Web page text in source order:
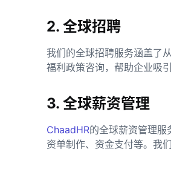
2. 全球招聘
我们的全球招聘服务涵盖了
福利政策咨询，帮助企业吸
3. 全球薪资管理
ChaadHR的全球薪资管理服
资单制作、资金支付等。我